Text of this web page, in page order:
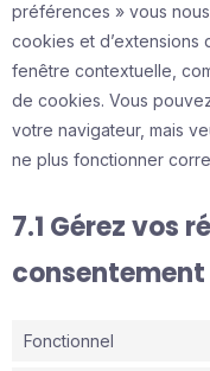
préférences » vous
cookies et d’extensions
fenêtre contextuelle,
de cookies. Vous
votre navigateur, mais
ne plus fonctionner
7.1 Gérez vos
consentement
Fonctionnel